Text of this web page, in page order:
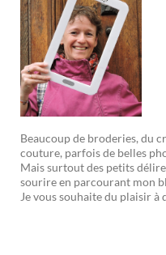
Beaucoup de broderies, du
couture, parfois de belles
Mais surtout des petits
sourire en parcourant mon
Je vous souhaite du plaisir